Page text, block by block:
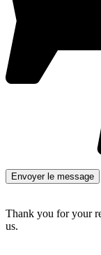
Thank you for your
us.